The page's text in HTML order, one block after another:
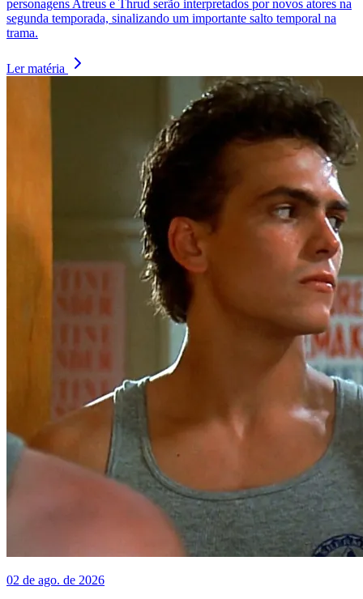
personagens Atreus e Thrud serão interpretados por novos atores na
segunda temporada, sinalizando um importante salto temporal na
trama.
Ler matéria
02 de ago. de 2026